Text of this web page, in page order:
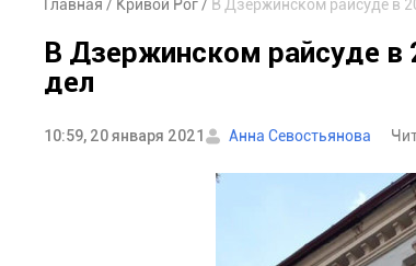
Главная Кривой Рог В Дзержинском райсуде в
В Дзержинском райсуде в
дел
10:59, 20 января 2021 Анна Севостьянова